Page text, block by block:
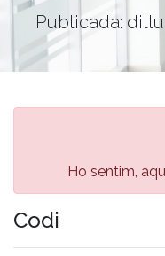
Publicada:
Ho sentim,
Codi